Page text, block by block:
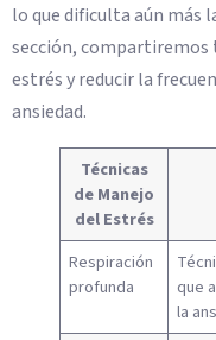
lo que dificulta aún más
sección, compartiremos
estrés y reducir la
ansiedad.
Técnicas
de Manejo
del Estrés
Respiración
profunda
que
la